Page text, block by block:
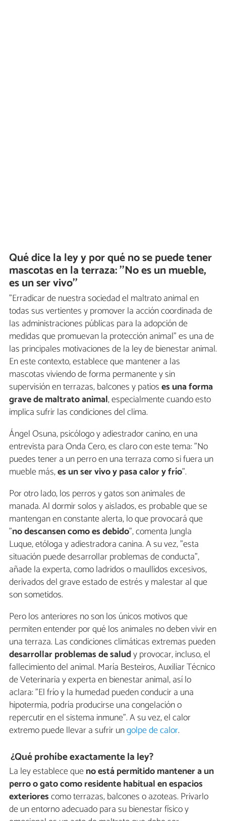
Qué dice la ley y por qué no se puede tener
mascotas en la terraza: ''No es un mueble,
es un ser vivo''
"Erradicar de nuestra sociedad el maltrato animal en
todas sus vertientes y promover la acción coordinada de
las administraciones públicas para la adopción de
medidas que promuevan la protección animal" es una de
las principales motivaciones de la ley de bienestar animal.
En este contexto, establece que mantener a las
mascotas viviendo de forma permanente y sin
supervisión en terrazas, balcones y patioses una forma
grave de maltrato animal, especialmente cuando esto
implica sufrir las condiciones del clima.
Ángel Osuna, psicólogo y adiestrador canino, en una
entrevista para Onda Cero, es claro con este tema: "No
puedes tener a un perro en una terraza como si fuera un
mueble más,es un ser vivo y pasa calor y frío".
Por otro lado, los perros y gatos son animales de
manada. Al dormir solos y aislados, es probable que se
mantengan en constante alerta, lo que provocará que
"no descansen como es debido", comenta Jungla
Luque, etóloga y adiestradora canina. A su vez, "esta
situación puede desarrollar problemas de conducta",
añade la experta, como ladridos o maullidos excesivos,
derivados del grave estado de estrés y malestar al que
son sometidos.
Pero los anteriores no son los únicos motivos que
permiten entender por qué los animales no deben vivir en
una terraza. Las condiciones climáticas extremas pueden
desarrollar problemas de saludy provocar, incluso, el
fallecimiento del animal. María Besteiros, Auxiliar Técnico
de Veterinaria y experta en bienestar animal, así lo
aclara: "El frío y la humedad pueden conducir a una
hipotermia, podría producirse una congelación o
repercutir en el sistema inmune". A su vez, el calor
extremo puede llevar a sufrir ungolpe de calor.
¿Qué prohíbe exactamente la ley?
La ley establece queno está permitido mantener a un
perro o gato como residente habitual en espacios
exteriorescomo terrazas, balcones o azoteas. Privarlo
de un entorno adecuado para su bienestar físico y